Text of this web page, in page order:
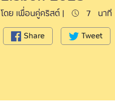
โดย เพื่อนคู่คริสต์ | 7 นาที
Share
Tweet